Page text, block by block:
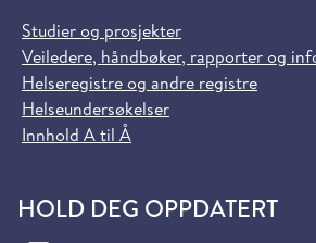
Studier og prosjekter
Veiledere, håndbøker, rapporter og
Helseregistre og andre registre
Helseundersøkelser
Innhold A til Å
HOLD DEG OPPDATERT